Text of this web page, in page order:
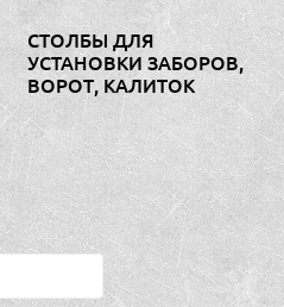
СТОЛБЫ ДЛЯ
УСТАНОВКИ ЗАБОРОВ,
ВОРОТ, КАЛИТОК